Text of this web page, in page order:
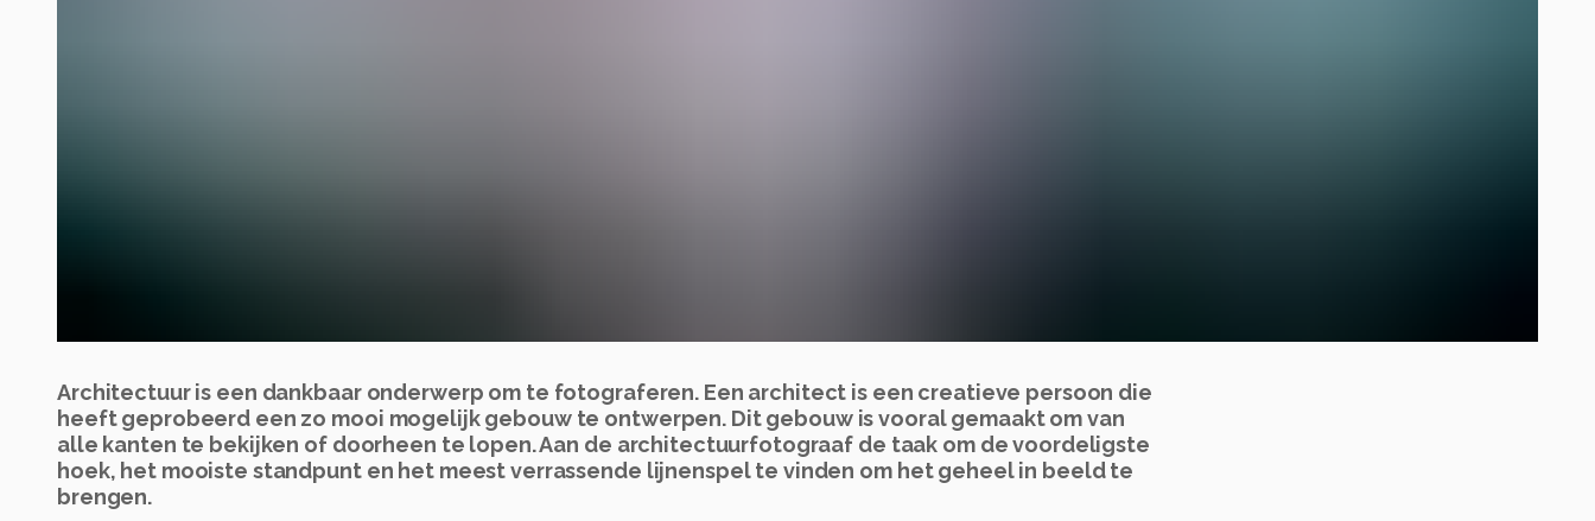
Architectuur is een dankbaar onderwerp om te fotograferen. Een architect is een creatieve persoon die
heeft geprobeerd een zo mooi mogelijk gebouw te ontwerpen. Dit gebouw is vooral gemaakt om van
alle kanten te bekijken of doorheen te lopen. Aan de architectuurfotograaf de taak om de voordeligste
hoek, het mooiste standpunt en het meest verrassende lijnenspel te vinden om het geheel in beeld te
brengen.